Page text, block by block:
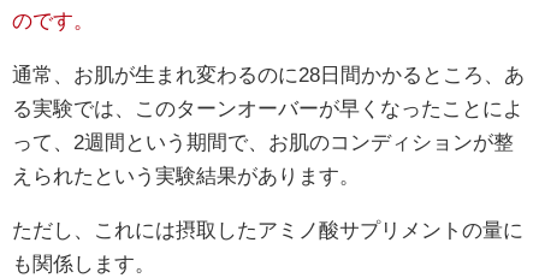
のです。
通常、お肌が生まれ変わるのに28日間かかるところ、あ
る実験では、このターンオーバーが早くなったことによ
って、2週間という期間で、お肌のコンディションが整
えられたという実験結果があります。
ただし、これには摂取したアミノ酸サプリメントの量に
も関係します。